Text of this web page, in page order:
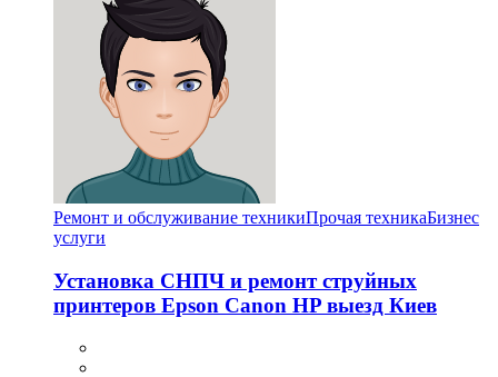
Ремонт и обслуживание техникиПрочая техникаБизнес
услуги
Установка СНПЧ и ремонт струйных
принтеров Epson Canon HP выезд Киев